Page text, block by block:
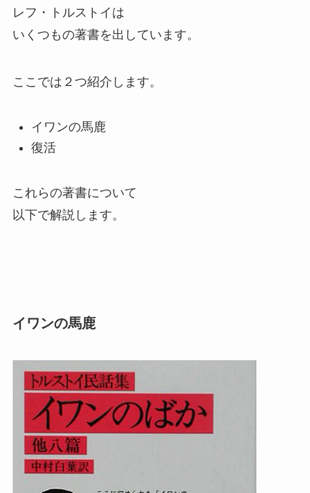
レフ・トルストイは
いくつもの著書を出しています。
ここでは２つ紹介します。
イワンの馬鹿
復活
これらの著書について
以下で解説します。
イワンの馬鹿